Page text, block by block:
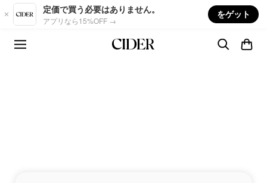
Skip to main content
定価で買う必要はありません。
アプリなら15%OFF →
をゲット